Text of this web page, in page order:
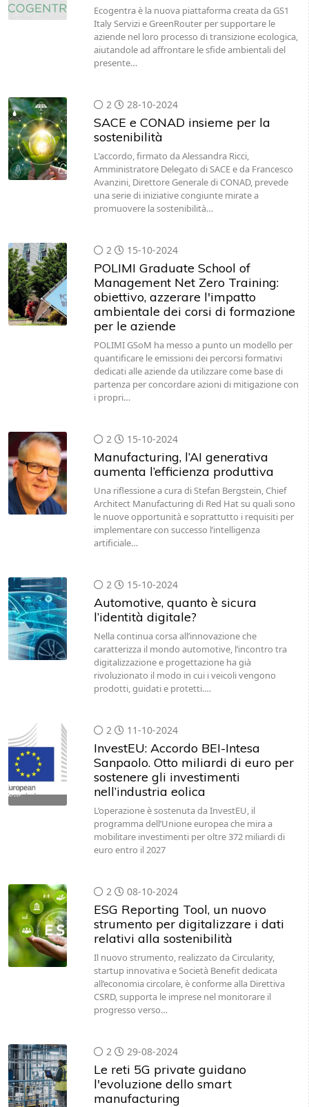
Ecogentra è la nuova piattaforma creata da GS1
Italy Servizi e GreenRouter per supportare le
aziende nel loro processo di transizione ecologica,
aiutandole ad affrontare le sfide ambientali del
presente…
2 28-10-2024
SACE e CONAD insieme per la
sostenibilità
L'accordo, firmato da Alessandra Ricci,
Amministratore Delegato di SACE e da Francesco
Avanzini, Direttore Generale di CONAD, prevede
una serie di iniziative congiunte mirate a
promuovere la sostenibilità…
2 15-10-2024
POLIMI Graduate School of
Management Net Zero Training:
obiettivo, azzerare l'impatto
ambientale dei corsi di formazione
per le aziende
POLIMI GSoM ha messo a punto un modello per
quantificare le emissioni dei percorsi formativi
dedicati alle aziende da utilizzare come base di
partenza per concordare azioni di mitigazione con
i propri…
2 15-10-2024
Manufacturing, l’AI generativa
aumenta l’efficienza produttiva
Una riflessione a cura di Stefan Bergstein, Chief
Architect Manufacturing di Red Hat su quali sono
le nuove opportunità e soprattutto i requisiti per
implementare con successo l’intelligenza
artificiale…
2 15-10-2024
Automotive, quanto è sicura
l’identità digitale?
Nella continua corsa all’innovazione che
caratterizza il mondo automotive, l’incontro tra
digitalizzazione e progettazione ha già
rivoluzionato il modo in cui i veicoli vengono
prodotti, guidati e protetti.…
2 11-10-2024
InvestEU: Accordo BEI-Intesa
Sanpaolo. Otto miliardi di euro per
sostenere gli investimenti
nell’industria eolica
L’operazione è sostenuta da InvestEU, il
programma dell’Unione europea che mira a
mobilitare investimenti per oltre 372 miliardi di
euro entro il 2027
2 08-10-2024
ESG Reporting Tool, un nuovo
strumento per digitalizzare i dati
relativi alla sostenibilità
Il nuovo strumento, realizzato da Circularity,
startup innovativa e Società Benefit dedicata
all’economia circolare, è conforme alla Direttiva
CSRD, supporta le imprese nel monitorare il
progresso verso…
2 29-08-2024
Le reti 5G private guidano
l'evoluzione dello smart
manufacturing